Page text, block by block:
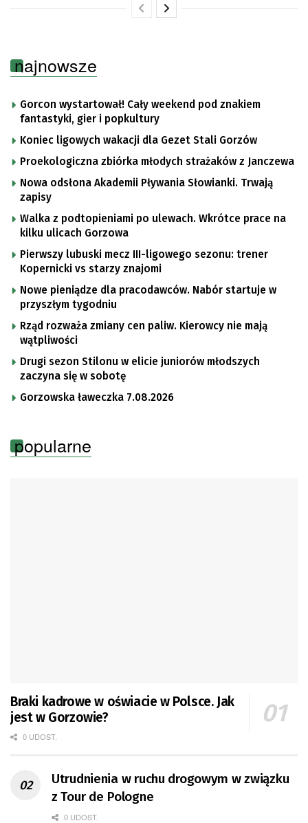
najnowsze
Gorcon wystartował! Cały weekend pod znakiem
fantastyki, gier i popkultury
Koniec ligowych wakacji dla Gezet Stali Gorzów
Proekologiczna zbiórka młodych strażaków z Janczewa
Nowa odsłona Akademii Pływania Słowianki. Trwają
zapisy
Walka z podtopieniami po ulewach. Wkrótce prace na
kilku ulicach Gorzowa
Pierwszy lubuski mecz III-ligowego sezonu: trener
Kopernicki vs starzy znajomi
Nowe pieniądze dla pracodawców. Nabór startuje w
przyszłym tygodniu
Rząd rozważa zmiany cen paliw. Kierowcy nie mają
wątpliwości
Drugi sezon Stilonu w elicie juniorów młodszych
zaczyna się w sobotę
Gorzowska ławeczka 7.08.2026
popularne
Braki kadrowe w oświacie w Polsce. Jak
jest w Gorzowie?
0 UDOST.
Utrudnienia w ruchu drogowym w związku
z Tour de Pologne
0 UDOST.